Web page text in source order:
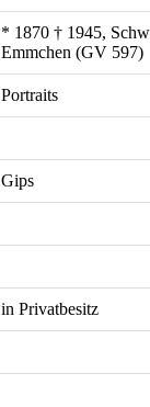
* 1870 † 1945,
Emmchen (GV 597)
Portraits
Gips
in Privatbesitz